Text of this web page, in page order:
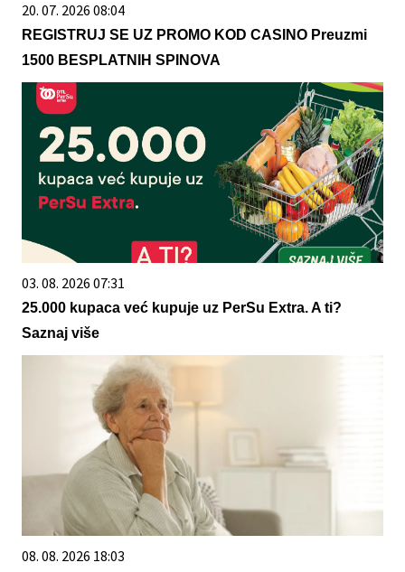
20. 07. 2026 08:04
REGISTRUJ SE UZ PROMO KOD CASINO Preuzmi
1500 BESPLATNIH SPINOVA
03. 08. 2026 07:31
25.000 kupaca već kupuje uz PerSu Extra. A ti?
Saznaj više
08. 08. 2026 18:03